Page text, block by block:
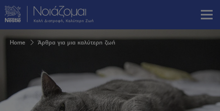
Skip
to
main
content
Breadcrumb
Home Άρθρα για μια καλύτερη ζωή